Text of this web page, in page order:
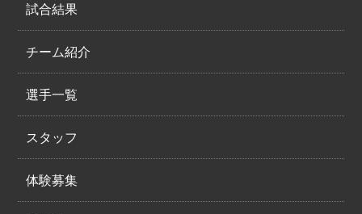
試合結果
チーム紹介
選手一覧
スタッフ
体験募集